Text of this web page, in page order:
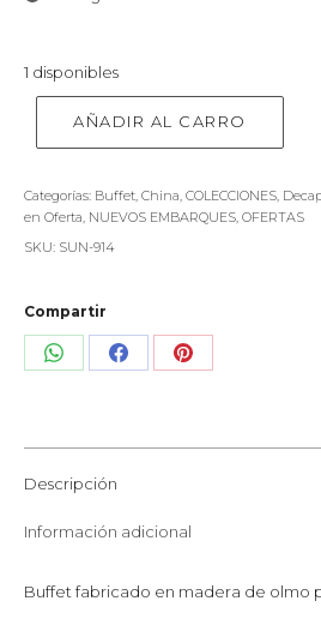
1 disponibles
AÑADIR AL CARRO
Categorías: Buffet, China, COLECCIONES,
en Oferta, NUEVOS EMBARQUES, OFERTAS
SKU: SUN-914
Compartir
Share Share Share
Descripción
Información adicional
Buffet fabricado en madera de olmo